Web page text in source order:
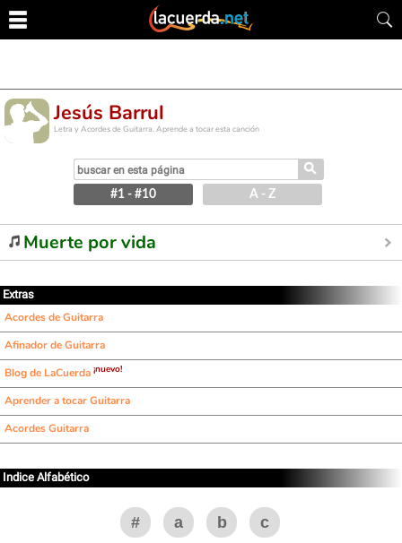
Jesús Barrul
Letra y Acordes de Guitarra. Aprende a tocar esta canción
⚲
#1 - #10 A - Z
Muerte por vida
Extras
Acordes de Guitarra
Afinador de Guitarra
Blog de LaCuerda ¡nuevo!
Aprender a tocar Guitarra
Acordes Guitarra
Indice Alfabético
# a b c